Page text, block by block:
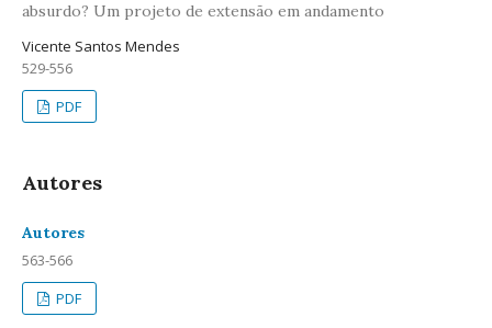
absurdo? Um projeto de extensão em andamento
Vicente Santos Mendes
529-556
PDF
Autores
Autores
563-566
PDF